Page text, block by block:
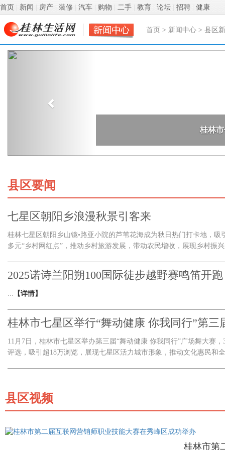
首页 新闻 房产 装修 汽车 购物 二手 教育 论坛 招聘 健康
首页 > 新闻中心 > 县区
县区要闻
七星区朝阳乡浪漫秋景引客来
桂林七星区朝阳乡山镜•路亚小院的芦苇花海成为秋日热门打卡地，
多元“乡村网红点”，推动乡村旅游发展，带动农民增收，展现乡村振
2025诺诗兰阳朔100国际徒步越野赛鸣笛开跑
... 【详情】
桂林市七星区举行“舞动健康 你我同行”第三
11月7日，桂林市七星区举办第三届“舞动健康 你我同行”广场舞大赛
评选，吸引超18万浏览，展现七星区活力城市形象，推动文化惠民和
县区视频
桂林市第